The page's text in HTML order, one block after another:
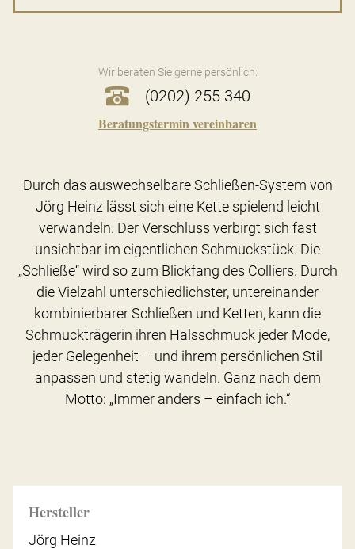
Wir beraten Sie gerne persönlich:
(0202) 255 340
Beratungstermin vereinbaren
Hersteller
Jörg Heinz
Durch das auswechselbare Schließen-System von
Jörg Heinz lässt sich eine Kette spielend leicht
verwandeln. Der Verschluss verbirgt sich fast
unsichtbar im eigentlichen Schmuckstück. Die
„Schließe“ wird so zum Blickfang des Colliers. Durch
die Vielzahl unterschiedlichster, untereinander
kombinierbarer Schließen und Ketten, kann die
Schmuckträgerin ihren Halsschmuck jeder Mode,
jeder Gelegenheit – und ihrem persönlichen Stil
anpassen und stetig wandeln. Ganz nach dem
Motto: „Immer anders – einfach ich.“